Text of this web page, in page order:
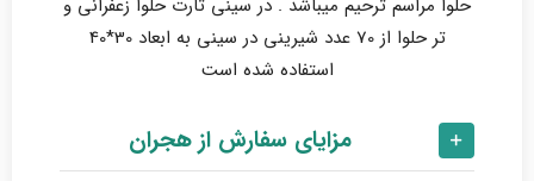
حلوا مراسم ترحیم میباشد . در سینی تارت حلوا زعفرانی و
تر حلوا از 70 عدد شیرینی در سینی به ابعاد 30*40
استفاده شده است
مزایای سفارش از هجران